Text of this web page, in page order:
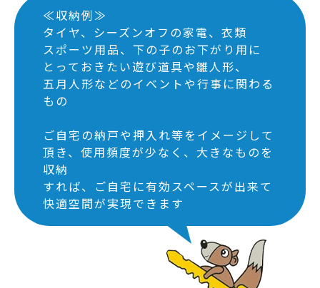
≪収納例≫
タイヤ、シーズンオフの家電、衣類
スポーツ用品、下の子のお下がり用に
とっておきたい遊び道具や雛人形、
五月人形などのイベントや行事に関わる
もの
ご自宅の納戸や押入れ等をイメージして
頂き、使用頻度が少なく、大きなものを
収納
すれば、ご自宅に有効スペースが出来て
快適空間が実現できます